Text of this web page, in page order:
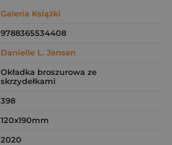
Galeria Książki
9788365534408
Danielle L. Jensen
Okładka broszurowa ze
skrzydełkami
398
120x190mm
2020